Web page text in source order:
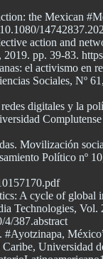
the Mexican
action and
pp. 39-83.
el activismo en
Sociales, Nº
digitales y la
Movilización
Político nº
A cycle of global
Technologies,
4/387.abstract
#Ayotzinapa,
Universidad